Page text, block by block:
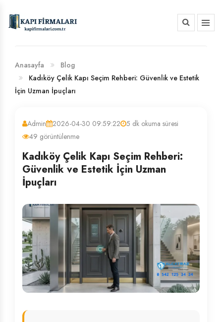
BANKA HESAP NUMARALARIMIZ
Anasayfa
Blog
Kadıköy Çelik Kapı Seçim Rehberi: Güvenlik ve Estetik
İçin Uzman İpuçları
Admin 2026-04-30 09:59:22
5 dk okuma süresi
49 görüntülenme
Kadıköy Çelik Kapı Seçim Rehberi:
Güvenlik ve Estetik İçin Uzman
İpuçları